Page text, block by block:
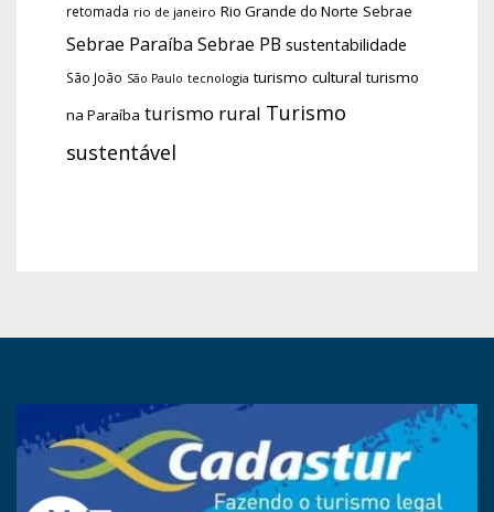
retomada rio de janeiro Rio Grande do Norte Sebrae
Sebrae Paraíba Sebrae PB sustentabilidade
São João São Paulo tecnologia turismo cultural turismo
na Paraíba turismo rural Turismo
sustentável